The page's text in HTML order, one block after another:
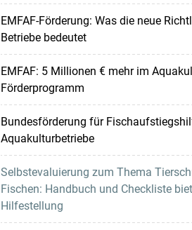
EMFAF-Förderung: Was die neue
Betriebe bedeutet
EMFAF: 5 Millionen € mehr im
Förderprogramm
Bundesförderung für
Aquakulturbetriebe
Selbstevaluierung zum Thema
Fischen: Handbuch und Checkliste
Hilfestellung